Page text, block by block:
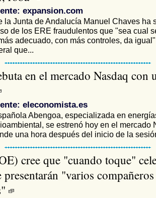
expansion.com
la Junta de Andalucía Manuel Chaves ha
de los ERE fraudulentos que "sea cual
adecuado, con más controles, da
que...
en el mercado Nasdaq con
eleconomista.es
Abengoa, especializada en
se estrenó hoy en el mercado
una hora después del inicio de la
cree que "cuando toque"
presentarán "varios